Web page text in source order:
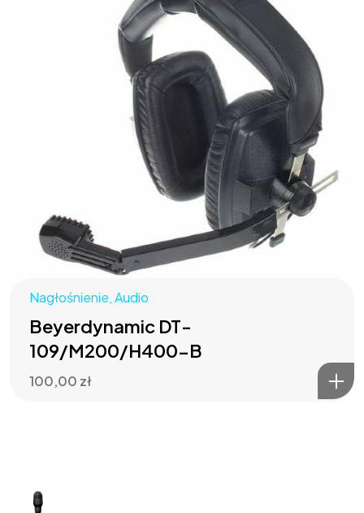
Nagłośnienie,Audio
Beyerdynamic DT-
109/M200/H400-B
100,00 zł